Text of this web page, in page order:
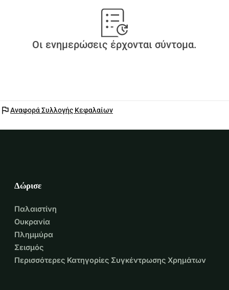
Οι ενημερώσεις έρχονται σύντομα.
flagΑναφορά Συλλογής Κεφαλαίων
Δώρισε
Παλαιστίνη
Ουκρανία
Πλημμύρα
Σεισμός
Περισσότερες Κατηγορίες Συγκέντρωσης Χρημάτων